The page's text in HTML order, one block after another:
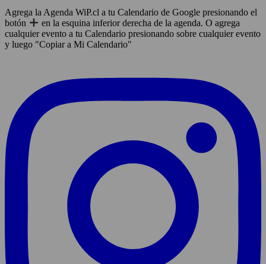
Agrega la Agenda WiP.cl a tu Calendario de Google presionando el
botón
en la esquina inferior derecha de la agenda. O agrega
cualquier evento a tu Calendario presionando sobre cualquier evento
y luego "Copiar a Mi Calendario"